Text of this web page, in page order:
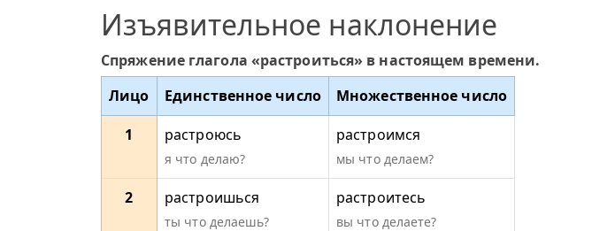
Изъявительное наклонение
Спряжение глагола «растроиться» в настоящем времени.
Лицо
Единственное число
Множественное число
1
растроюсь
я что делаю?
растроимся
мы что делаем?
2 растроишься
ты что делаешь?
растроитесь
вы что делаете?